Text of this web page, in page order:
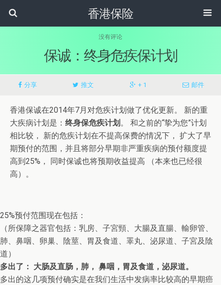
香港保险
没有评论
保诚：终身危疾保计划
分享 推文 + 1 邮件
香港保诚在2014年7月对危疾计划做了优化更新。 新的重
大疾病计划是： 终身保危疾计划 。 和之前的“挚为您”计划
相比较， 新的危疾计划在不提高保费的情况下， 扩大了早
期预付的范围，并且将部分早期非严重疾病的预付额度提
高到25%， 同时保诚也将预期收益提高 （本来也已经很
高）。
25%预付范围现在包括：
（所保障之器官包括：乳房、子宮頸、大腸及直腸、輸卵管、
肺、鼻咽、卵巢、陰莖、胃及食道、睪丸、泌尿道、子宮及陰
道）
多出了： 大肠及直肠，肺， 鼻咽，胃及食道，泌尿道。
多出的这几项预付确实是在我们生活中发病率比较高的早期癌